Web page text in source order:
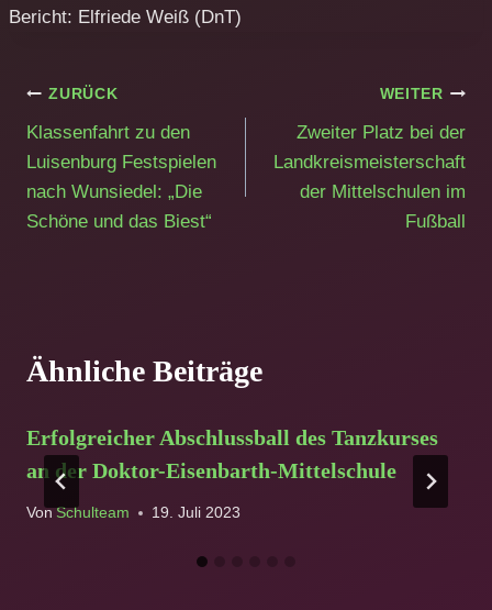
Bericht: Elfriede Weiß (DnT)
Beitragsnavigation
ZURÜCK
Klassenfahrt zu den
Luisenburg Festspielen
nach Wunsiedel: „Die
Schöne und das Biest“
WEITER
Zweiter Platz bei der
Landkreismeisterschaft
der Mittelschulen im
Fußball
Ähnliche Beiträge
Erfolgreicher Abschlussball des Tanzkurses
an der Doktor-Eisenbarth-Mittelschule
Von Schulteam 19. Juli 2023